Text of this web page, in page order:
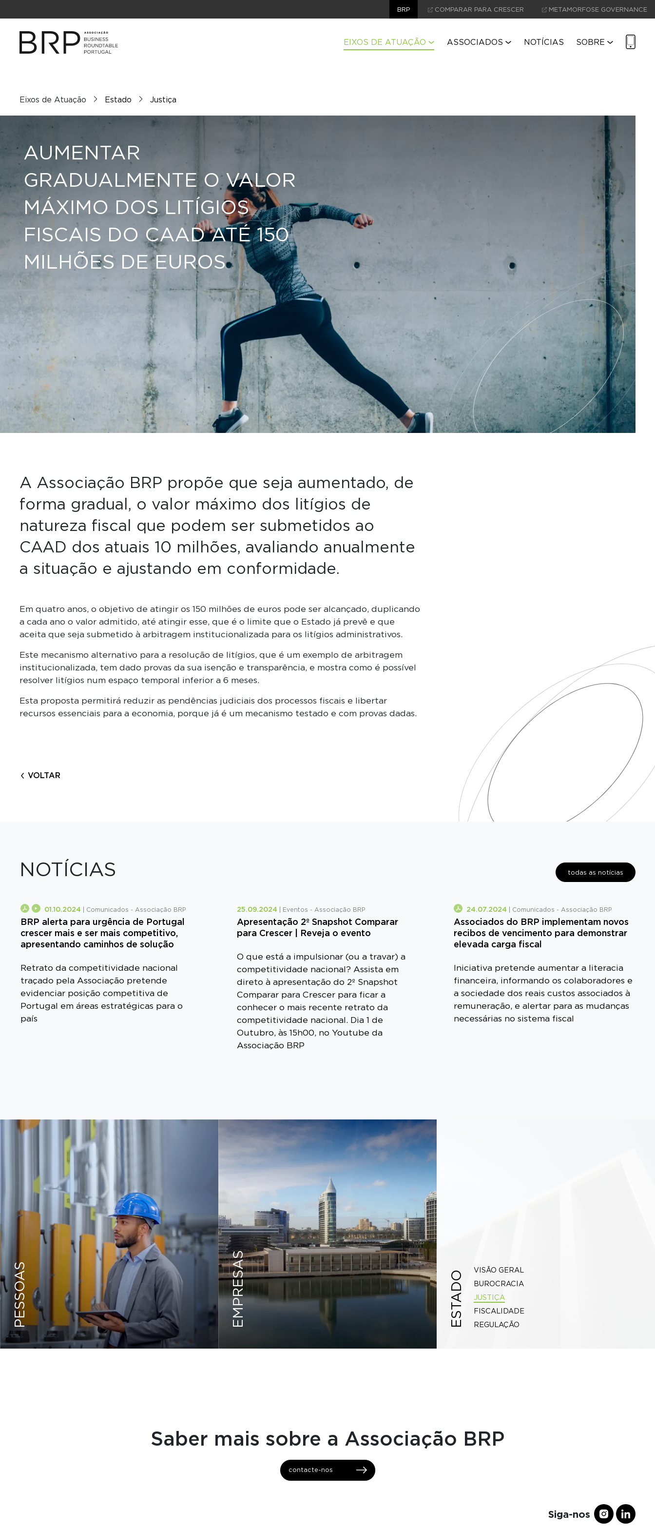
BRP COMPARAR PARA CRESCER METAMORFOSE GOVERNANCE
EIXOS DE ATUAÇÃO ASSOCIADOS NOTÍCIAS SOBRE
Eixos de Atuação Estado Justiça
AUMENTAR
GRADUALMENTE O VALOR
MÁXIMO DOS LITÍGIOS
FISCAIS DO CAAD ATÉ 150
MILHÕES DE EUROS
A Associação BRP propõe que seja aumentado, de
forma gradual, o valor máximo dos litígios de
natureza fiscal que podem ser submetidos ao
CAAD dos atuais 10 milhões, avaliando anualmente
a situação e ajustando em conformidade.
Em quatro anos, o objetivo de atingir os 150 milhões de euros pode ser alcançado, duplicando
a cada ano o valor admitido, até atingir esse, que é o limite que o Estado já prevê e que
aceita que seja submetido à arbitragem institucionalizada para os litígios administrativos.
Este mecanismo alternativo para a resolução de litígios, que é um exemplo de arbitragem
institucionalizada, tem dado provas da sua isenção e transparência, e mostra como é possível
resolver litígios num espaço temporal inferior a 6 meses.
Esta proposta permitirá reduzir as pendências judiciais dos processos fiscais e libertar
recursos essenciais para a economia, porque já é um mecanismo testado e com provas dadas.
VOLTAR
NOTÍCIAS todas as notícias
01.10.2024 | Comunicados - Associação BRP
BRP alerta para urgência de Portugal
crescer mais e ser mais competitivo,
apresentando caminhos de solução
Retrato da competitividade nacional
traçado pela Associação pretende
evidenciar posição competitiva de
Portugal em áreas estratégicas para o
país
25.09.2024 | Eventos - Associação BRP
Apresentação 2º Snapshot Comparar
para Crescer | Reveja o evento
O que está a impulsionar (ou a travar) a
competitividade nacional? Assista em
direto à apresentação do 2º Snapshot
Comparar para Crescer para ficar a
conhecer o mais recente retrato da
competitividade nacional. Dia 1 de
Outubro, às 15h00, no Youtube da
Associação BRP
24.07.2024 | Comunicados - Associação BRP
Associados do BRP implementam novos
recibos de vencimento para demonstrar
elevada carga fiscal
Iniciativa pretende aumentar a literacia
financeira, informando os colaboradores e
a sociedade dos reais custos associados à
remuneração, e alertar para as mudanças
necessárias no sistema fiscal
PESSOAS
RECIBO DE VENCIMENTO
REQUALIFICAÇÃO
ATRAÇÃO E RETENÇÃO DE TALENTO
ENSINO PROFISSIONAL
EMPRESAS
VISÃO GERAL
CAFÉ DE CEO 2.0
GOVERNANCE
EMPRESAS ADOLESCENTES E JOVENS
ESTADO
VISÃO GERAL
BUROCRACIA
JUSTIÇA
FISCALIDADE
REGULAÇÃO
Saber mais sobre a Associação BRP
contacte-nos
Siga-nos